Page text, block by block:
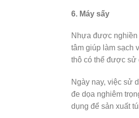
6. Máy sấy
Nhựa được nghiền
tâm giúp làm sạch
thô có thể được sử
Ngày nay, việc sử
đe dọa nghiêm
dụng để sản xuất